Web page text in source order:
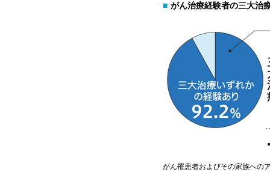
■ がん治療経験者の三大治
がん罹患者およびその家族への